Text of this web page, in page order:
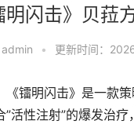
明闪击》贝菈
admin • 更新时间：
《镭明闪击》是一款
”活性注射”的爆发治